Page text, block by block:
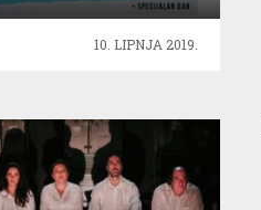
10. LIPNJA 2019.